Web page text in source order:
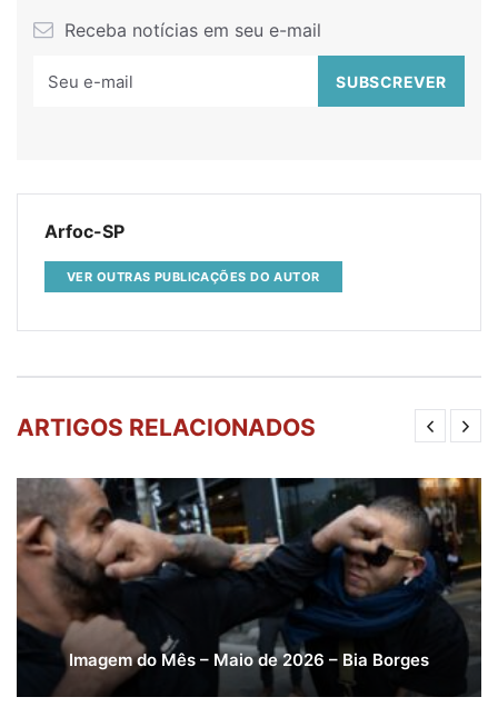
Receba notícias em seu e-mail
Arfoc-SP
VER OUTRAS PUBLICAÇÕES DO AUTOR
ARTIGOS RELACIONADOS
Imagem do Mês – Maio de 2026 – Bia Borges